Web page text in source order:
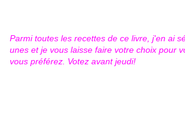
Parmi toutes les recettes de ce livre, j'en ai
unes et je vous laisse faire votre choix pour
vous préférez. Votez avant jeudi!